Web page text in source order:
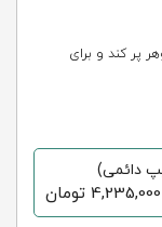
پر کند و برای
دائمی)
4,235,000 تومان